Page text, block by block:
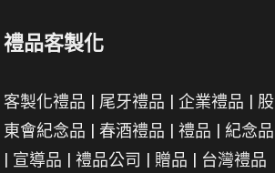
禮品客製化
客製化禮品 | 尾牙禮品 | 企業禮品 | 股
東會紀念品 | 春酒禮品 | 禮品 | 紀念品
| 宣導品 | 禮品公司 | 贈品 | 台灣禮品